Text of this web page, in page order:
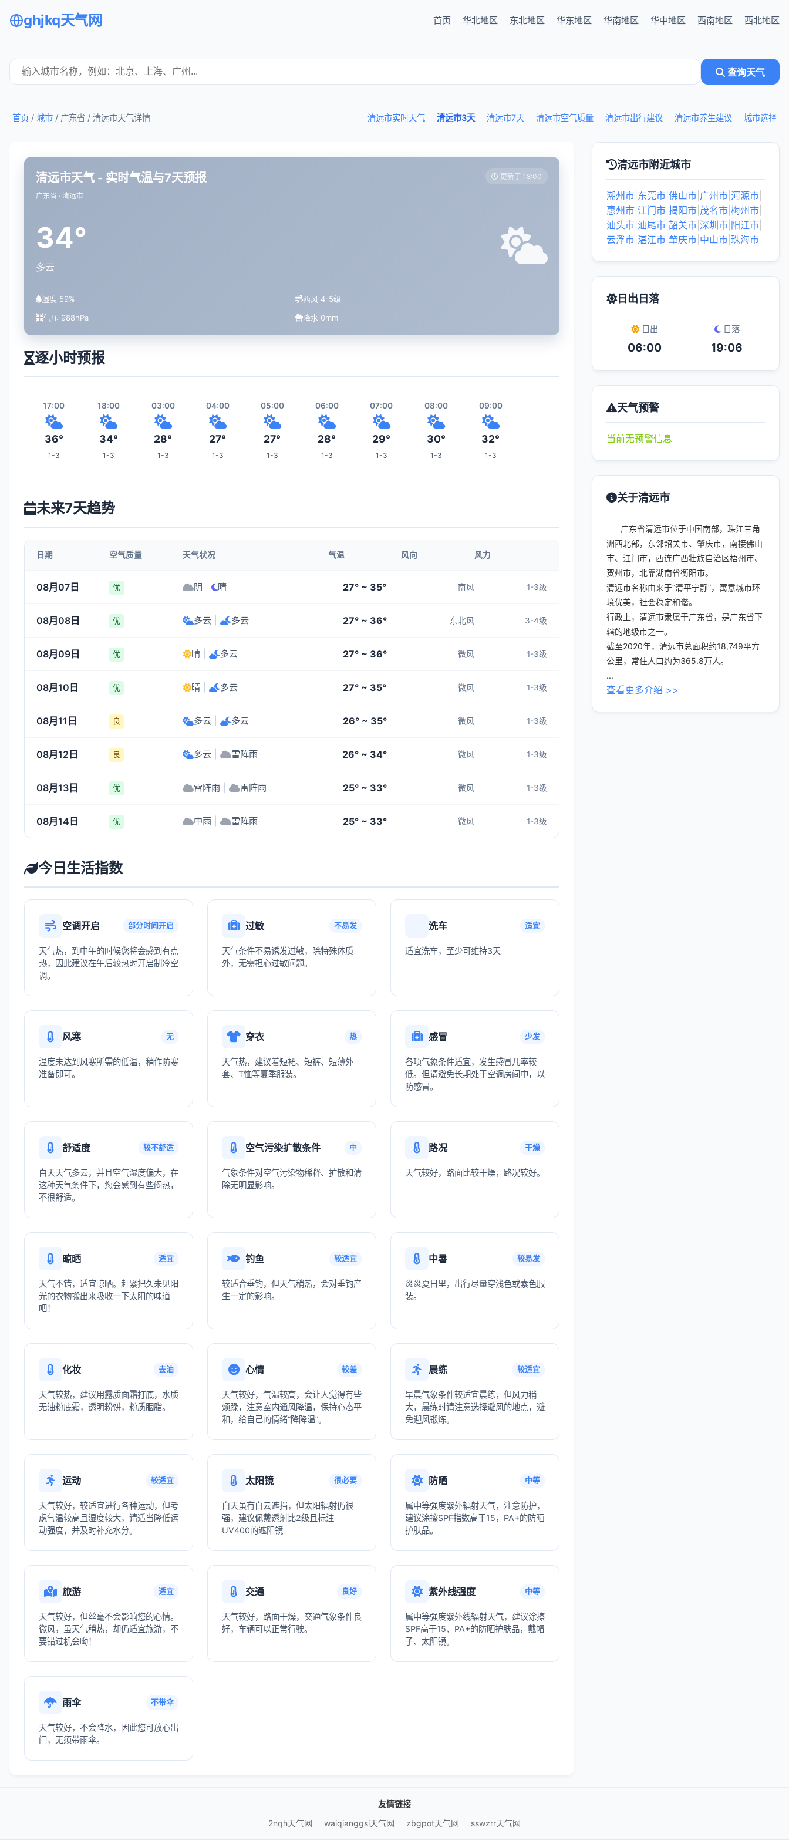
ghjkq天气网 首页 华北地区 东北地区 华东地区 华南地区 华中地区 西南地区 西北地区
查询天气
清远市实时天气 清远市3天 清远市7天 清远市空气质量 清远市出行建议 清远市养生建议 城市选择
首页 / 城市 / 广东省 / 清远市天气详情
清远市天气 - 实时气温与7天预报
广东省 · 清远市
更新于 18:00
34°
多云
湿度 59%
西风 4-5级
气压 988hPa
降水 0mm
逐小时预报
17:00
36°
1-3
18:00
34°
1-3
03:00
28°
1-3
04:00
27°
1-3
05:00
27°
1-3
06:00
28°
1-3
07:00
29°
1-3
08:00
30°
1-3
09:00
32°
1-3
1-3 1-3 1-3 1-3 1-3 1-3 1-3 1-3 1-3
1-3 1-3 1-3
未来7天趋势
日期 空气质量 天气状况 气温 风向 风力
08月07日 优 阴 晴 27° ~ 35° 南风 1-3级
08月08日 优 多云 多云 27° ~ 36° 东北风 3-4级
08月09日 优 晴 多云 27° ~ 36° 微风 1-3级
08月10日 优 晴 多云 27° ~ 35° 微风 1-3级
08月11日 良 多云 多云 26° ~ 35° 微风 1-3级
08月12日 良 多云 雷阵雨 26° ~ 34° 微风 1-3级
08月13日 优 雷阵雨 雷阵雨 25° ~ 33° 微风 1-3级
08月14日 优 中雨 雷阵雨 25° ~ 33° 微风 1-3级
今日生活指数
空调开启 部分时间开启
天气热，到中午的时候您将会感到有点
热，因此建议在午后较热时开启制冷空
调。
过敏 不易发
天气条件不易诱发过敏，除特殊体质
外，无需担心过敏问题。
洗车 适宜
适宜洗车，至少可维持3天
风寒 无
温度未达到风寒所需的低温，稍作防寒
准备即可。
穿衣 热
天气热，建议着短裙、短裤、短薄外
套、T恤等夏季服装。
感冒 少发
各项气象条件适宜，发生感冒几率较
低。但请避免长期处于空调房间中，以
防感冒。
舒适度 较不舒适
白天天气多云，并且空气湿度偏大，在
这种天气条件下，您会感到有些闷热，
不很舒适。
空气污染扩散条件 中
气象条件对空气污染物稀释、扩散和清
除无明显影响。
路况 干燥
天气较好，路面比较干燥，路况较好。
晾晒 适宜
天气不错，适宜晾晒。赶紧把久未见阳
光的衣物搬出来吸收一下太阳的味道
吧！
钓鱼 较适宜
较适合垂钓，但天气稍热，会对垂钓产
生一定的影响。
中暑 较易发
炎炎夏日里，出行尽量穿浅色或素色服
装。
化妆 去油
天气较热，建议用露质面霜打底，水质
无油粉底霜，透明粉饼，粉质胭脂。
心情 较差
天气较好，气温较高，会让人觉得有些
烦躁，注意室内通风降温，保持心态平
和，给自己的情绪“降降温”。
晨练 较适宜
早晨气象条件较适宜晨练，但风力稍
大，晨练时请注意选择避风的地点，避
免迎风锻炼。
运动 较适宜
天气较好，较适宜进行各种运动，但考
虑气温较高且湿度较大，请适当降低运
动强度，并及时补充水分。
太阳镜 很必要
白天虽有白云遮挡，但太阳辐射仍很
强，建议佩戴透射比2级且标注
UV400的遮阳镜
防晒 中等
属中等强度紫外辐射天气，注意防护，
建议涂擦SPF指数高于15，PA+的防晒
护肤品。
旅游 适宜
天气较好，但丝毫不会影响您的心情。
微风，虽天气稍热，却仍适宜旅游，不
要错过机会呦！
交通 良好
天气较好，路面干燥，交通气象条件良
好，车辆可以正常行驶。
紫外线强度 中等
属中等强度紫外线辐射天气，建议涂擦
SPF高于15、PA+的防晒护肤品，戴帽
子、太阳镜。
雨伞 不带伞
天气较好，不会降水，因此您可放心出
门，无须带雨伞。
清远市附近城市
潮州市 东莞市 佛山市 广州市 河源市
惠州市 江门市 揭阳市 茂名市 梅州市
汕头市 汕尾市 韶关市 深圳市 阳江市
云浮市 湛江市 肇庆市 中山市 珠海市
日出日落
日出
06:00
日落
19:06
天气预警
当前无预警信息
关于清远市
广东省清远市位于中国南部，珠江三角
洲西北部，东邻韶关市、肇庆市，南接佛山
市、江门市，西连广西壮族自治区梧州市、
贺州市，北靠湖南省衡阳市。
清远市名称由来于“清平宁静”，寓意城市环
境优美，社会稳定和谐。
行政上，清远市隶属于广东省，是广东省下
辖的地级市之一。
截至2020年，清远市总面积约18,749平方
公里，常住人口约为365.8万人。
...
查看更多介绍 >>
友情链接
2nqh天气网
waiqianggsi天气网 zbgpot天气网 sswzrr天气网